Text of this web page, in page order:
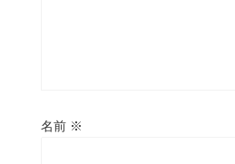
名前 ※